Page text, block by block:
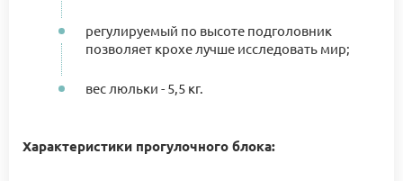
регулируемый по высоте подголовник
позволяет крохе лучше исследовать мир;
вес люльки - 5,5 кг.
Характеристики прогулочного блока: